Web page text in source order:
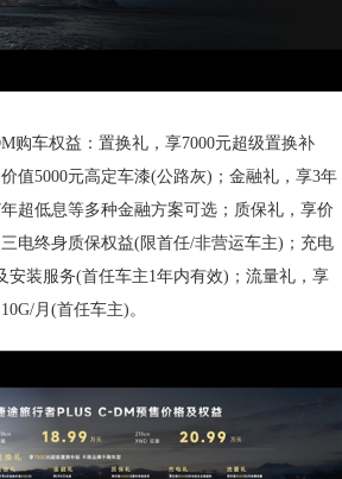
购车权益：置换礼，享7000元超级置换补
值5000元高定车漆(公路灰)；金融礼，享3年
超低息等多种金融方案可选；质保礼，享价
电终身质保权益(限首任/非营运车主)；充电
安装服务(首任车主1年内有效)；流量礼，享
月(首任车主)。